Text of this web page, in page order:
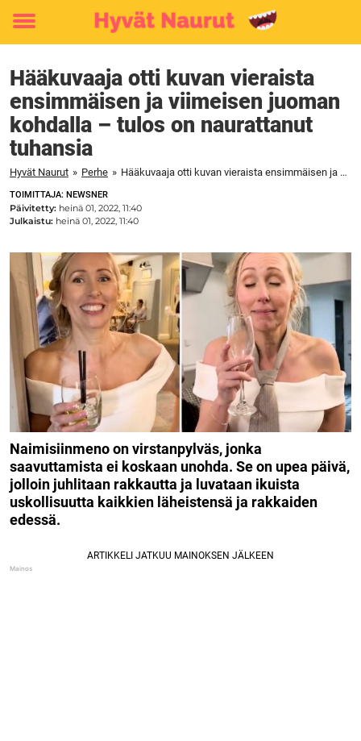
Toggle
Hääkuvaaja otti kuvan vieraista
ensimmäisen ja viimeisen juoman
kohdalla – tulos on naurattanut
tuhansia
Hyvät Naurut » Perhe » Hääkuvaaja otti kuvan vieraista ensimmäisen ja viimeisen juoman kohdalla – tulos on naurattanut tuhansia
TOIMITTAJA: NEWSNER
Päivitetty: heinä 01, 2022, 11:40
Julkaistu: heinä 01, 2022, 11:40
Naimisiinmeno on virstanpylväs, jonka
saavuttamista ei koskaan unohda. Se on upea päivä,
jolloin juhlitaan rakkautta ja luvataan ikuista
uskollisuutta kaikkien läheistensä ja rakkaiden
edessä.